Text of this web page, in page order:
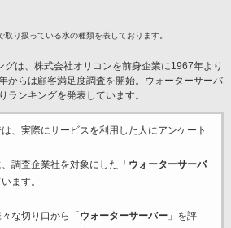
り扱っている水の種類を表しております。
グは、株式会社オリコンを前身企業に1967年より
からは顧客満足度調査を開始。ウォーターサーバ
ランキングを発表しています。
、実際にサービスを利用した 人にアンケート
調査企業社を対象にした「 ウォーターサーバ
ます。
な切り口から「 ウォーターサーバー」を評